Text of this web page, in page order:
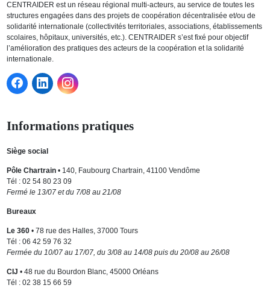
CENTRAIDER est un réseau régional multi-acteurs, au service de toutes les
structures engagées dans des projets de coopération décentralisée et/ou de
solidarité internationale (collectivités territoriales, associations, établissements
scolaires, hôpitaux, universités, etc.). CENTRAIDER s’est fixé pour objectif
l’amélioration des pratiques des acteurs de la coopération et la solidarité
internationale.
Informations pratiques
Siège social
Pôle Chartrain• 140, Faubourg Chartrain, 41100 Vendôme
Tél : 02 54 80 23 09
Fermé le 13/07 et du 7/08 au 21/08
Bureaux
Le 360• 78 rue des Halles, 37000 Tours
Tél : 06 42 59 76 32
Fermée du 10/07 au 17/07, du 3/08 au 14/08 puis du 20/08 au 26/08
CIJ • 48 rue du Bourdon Blanc, 45000 Orléans
Tél : 02 38 15 66 59